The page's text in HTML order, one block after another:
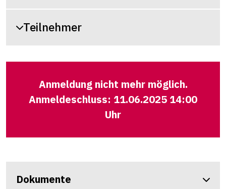
Teilnehmer
Anmeldung nicht mehr möglich.
Anmeldeschluss: 11.06.2025 14:00
Uhr
Dokumente